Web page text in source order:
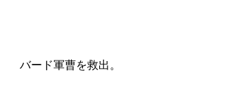
バード軍曹を救出。